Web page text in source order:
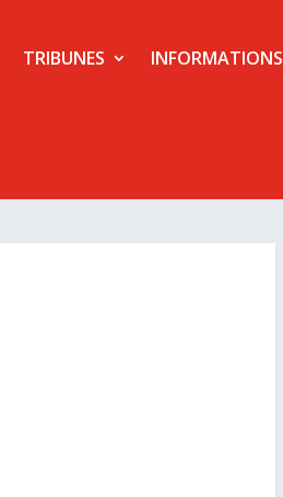
TRIBUNES INFORMATIONS